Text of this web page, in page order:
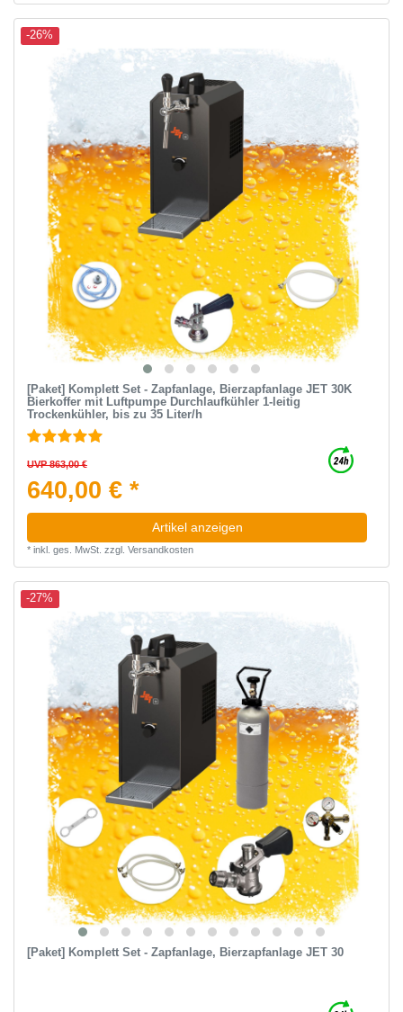
-26%
[Paket] Komplett Set - Zapfanlage, Bierzapfanlage JET 30K
Bierkoffer mit Luftpumpe Durchlaufkühler 1-leitig
Trockenkühler, bis zu 35 Liter/h
UVP 863,00 €
640,00 € *
Artikel anzeigen
* inkl. ges. MwSt. zzgl. Versandkosten
-27%
[Paket] Komplett Set - Zapfanlage, Bierzapfanlage JET 30